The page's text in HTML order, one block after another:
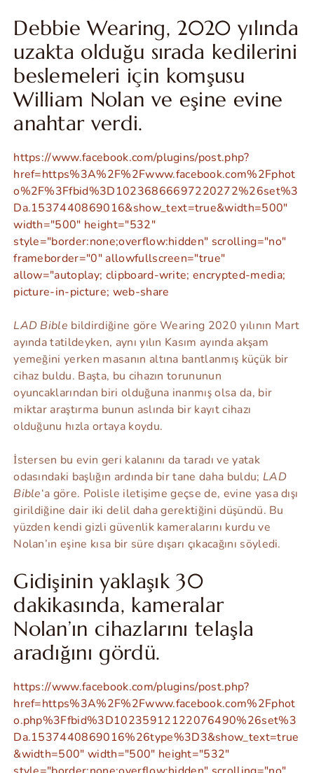
Debbie Wearing, 2020 yılında
uzakta olduğu sırada kedilerini
beslemeleri için komşusu
William Nolan ve eşine evine
anahtar verdi.
https://www.facebook.com/plugins/post.php?
href=https%3A%2F%2Fwww.facebook.com%2Fphot
o%2F%3Ffbid%3D10236866697220272%26set%3
Da.1537440869016&show_text=true&width=500"
width="500" height="532"
style="border:none;overflow:hidden" scrolling="no"
frameborder="0" allowfullscreen="true"
allow="autoplay; clipboard-write; encrypted-media;
picture-in-picture; web-share
LAD Bible bildirdiğine göre Wearing 2020 yılının Mart
ayında tatildeyken, aynı yılın Kasım ayında akşam
yemeğini yerken masanın altına bantlanmış küçük bir
cihaz buldu. Başta, bu cihazın torununun
oyuncaklarından biri olduğuna inanmış olsa da, bir
miktar araştırma bunun aslında bir kayıt cihazı
olduğunu hızla ortaya koydu.
İstersen bu evin geri kalanını da taradı ve yatak
odasındaki başlığın ardında bir tane daha buldu; LAD
Bible‘a göre. Polisle iletişime geçse de, evine yasa dışı
girildiğine dair iki delil daha gerektiğini düşündü. Bu
yüzden kendi gizli güvenlik kameralarını kurdu ve
Nolan’ın eşine kısa bir süre dışarı çıkacağını söyledi.
Gidişinin yaklaşık 30
dakikasında, kameralar
Nolan’ın cihazlarını telaşla
aradığını gördü.
https://www.facebook.com/plugins/post.php?
href=https%3A%2F%2Fwww.facebook.com%2Fphot
o.php%3Ffbid%3D10235912122076490%26set%3
Da.1537440869016%26type%3D3&show_text=true
&width=500" width="500" height="532"